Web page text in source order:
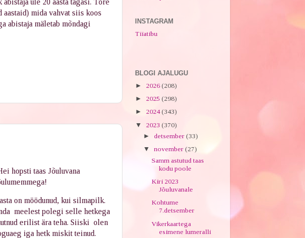
üle 20 aasta tagasi. Tore
aastaid) mida vahvat siis koos
abistaja mäletab mõndagi
hopsti taas Jõuluvana
on möödunud, kui silmapilk.
meelest polegi selle hetkega
erilist ära teha. Siiski olen
iga hetk miskit teinud.
INSTAGRAM
Tiiatibu
BLOGI AJALUGU
► 2026 (208)
► 2025 (298)
► 2024(343)
▼ 2023 (370)
► detsember (33)
▼ november (27)
Samm astutud taas
kodu poole
Kiri 2023
Jõuluvanale
Kohtume
7.detsember
Vikerkaartega
esimene lumeralli